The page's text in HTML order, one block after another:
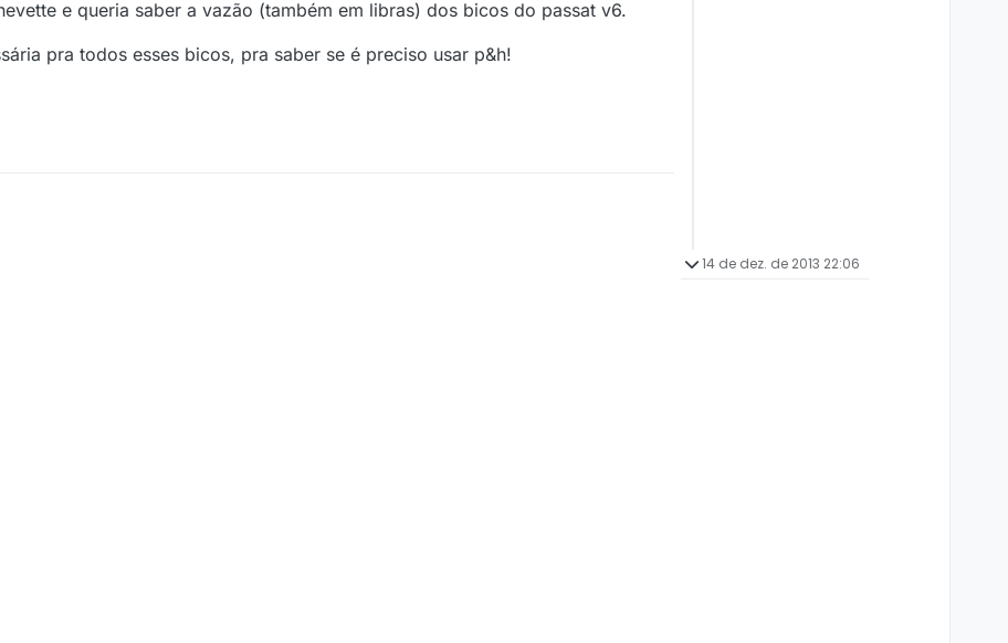
e queria saber a vazão (também em libras) dos bicos do passat v6.
pra todos esses bicos, pra saber se é preciso usar p&h!
14 de dez. de 2013 22:06